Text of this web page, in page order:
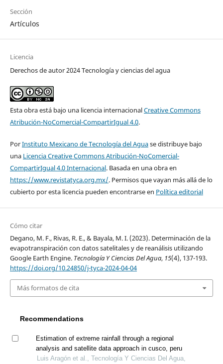
Sección
Artículos
Licencia
Derechos de autor 2024 Tecnología y ciencias del agua
Esta obra está bajo una licencia internacionalCreative Commons
Atribución-NoComercial-CompartirIgual 4.0.
PorInstituto Mexicano de Tecnología del Aguase distribuye bajo
una Licencia Creative Commons Atribución-NoComercial-
CompartirIgual 4.0 Internacional. Basada en una obra en
https://www.revistatyca.org.mx/. Permisos que vayan más allá de lo
cubierto por esta licencia pueden encontrarse en Política editorial
Cómo citar
Degano, M. F., Rivas, R. E., & Bayala, M. I. (2023). Determinación de la
evapotranspiración con datos satelitales y de reanálisis utilizando
Google Earth Engine. Tecnología Y Ciencias Del Agua, 15(4), 137-193.
https://doi.org/10.24850/j-tyca-2024-04-04
Más formatos de cita
Recommendations
Estimation of extreme rainfall through a regional
analysis and satellite data approach in cusco, peru
Luis Aragón et al., Tecnología Y Ciencias Del Agua,